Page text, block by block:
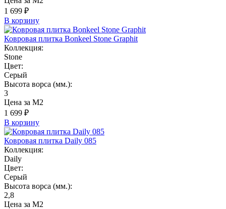
1 699 ₽
В корзину
Ковровая плитка Bonkeel Stone Graphit
Коллекция:
Stone
Цвет:
Серый
Высота ворса (мм.):
3
Цена за М2
1 699 ₽
В корзину
Ковровая плитка Daily 085
Коллекция:
Daily
Цвет:
Серый
Высота ворса (мм.):
2,8
Цена за М2